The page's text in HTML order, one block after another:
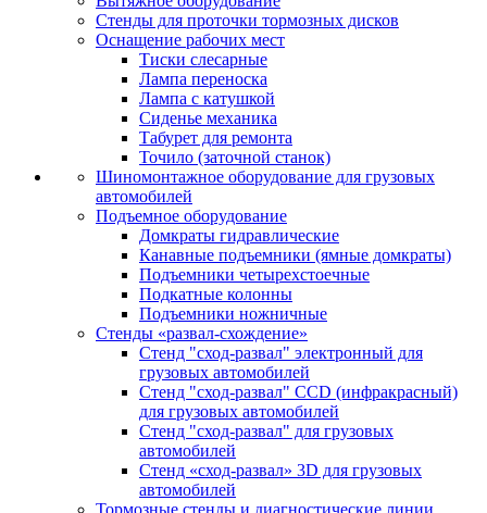
Стенды для проточки тормозных дисков
Оснащение рабочих мест
Тиски слесарные
Лампа переноска
Лампа с катушкой
Сиденье механика
Табурет для ремонта
Точило (заточной станок)
Шиномонтажное оборудование для грузовых
автомобилей
Подъемное оборудование
Домкраты гидравлические
Канавные подъемники (ямные домкраты)
Подъемники четырехстоечные
Подкатные колонны
Подъемники ножничные
Стенды «развал-схождение»
Стенд "сход-развал" электронный для
грузовых автомобилей
Стенд "сход-развал" CCD (инфракрасный)
для грузовых автомобилей
Стенд "сход-развал" для грузовых
автомобилей
Стенд «сход-развал» 3D для грузовых
автомобилей
Тормозные стенды и диагностические линии